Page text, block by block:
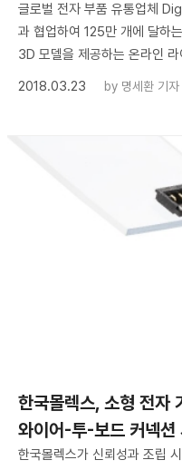
글로벌 전자 부품 유통업체
과 협업하여 125만 개에 달하
3D 모델을 제공하는 온라인
2018.03.23
by 명세환 기자
한국몰렉스, 소형 전자
와이어-투-보드 커넥션
한국몰렉스가 신뢰성과 조립